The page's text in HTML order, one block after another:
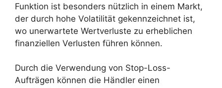
Funktion ist besonders nützlich in einem Markt,
der durch hohe Volatilität gekennzeichnet ist,
wo unerwartete Wertverluste zu erheblichen
finanziellen Verlusten führen können.
Durch die Verwendung von Stop-Loss-
Aufträgen können die Händler einen